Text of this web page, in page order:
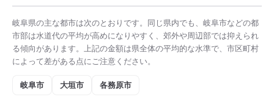
岐阜県の主な都市は次のとおりです。同じ県内でも、 岐阜市などの都
市部は水道代の平均が高めになりやすく、郊外や周辺部では抑えられ
る傾向があります。上記の金額は県全体の平均的な水準で、市区町村
によって差がある点にご注意ください。
岐阜市 大垣市 各務原市